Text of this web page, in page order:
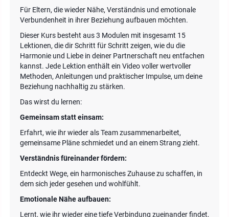
Für Eltern, die wieder Nähe, Verständnis und emotionale
Verbundenheit in ihrer Beziehung aufbauen möchten.
Dieser Kurs besteht aus 3 Modulen mit insgesamt 15
Lektionen, die dir Schritt für Schritt zeigen, wie du die
Harmonie und Liebe in deiner Partnerschaft neu entfachen
kannst. Jede Lektion enthält ein Video voller wertvoller
Methoden, Anleitungen und praktischer Impulse, um deine
Beziehung nachhaltig zu stärken.
Das wirst du lernen:
Gemeinsam statt einsam:
Erfahrt, wie ihr wieder als Team zusammenarbeitet,
gemeinsame Pläne schmiedet und an einem Strang zieht.
Verständnis füreinander fördern:
Entdeckt Wege, ein harmonisches Zuhause zu schaffen, in
dem sich jeder gesehen und wohlfühlt.
Emotionale Nähe aufbauen:
Lernt, wie ihr wieder eine tiefe Verbindung zueinander findet,